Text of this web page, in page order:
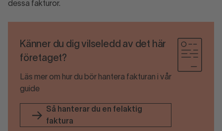
dessa fakturor.
Känner du dig vilseledd av det här
företaget?
Läs mer om hur du bör hantera fakturan i vår
guide
Så hanterar du en felaktig
faktura